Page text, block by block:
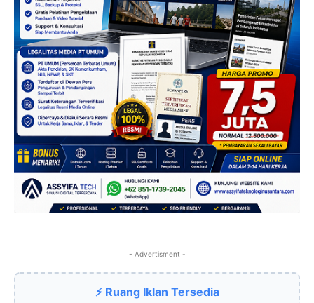
- Advertisment -
⚡ Ruang Iklan Tersedia